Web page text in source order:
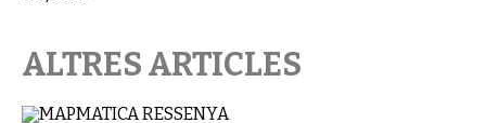
ALTRES ARTICLES